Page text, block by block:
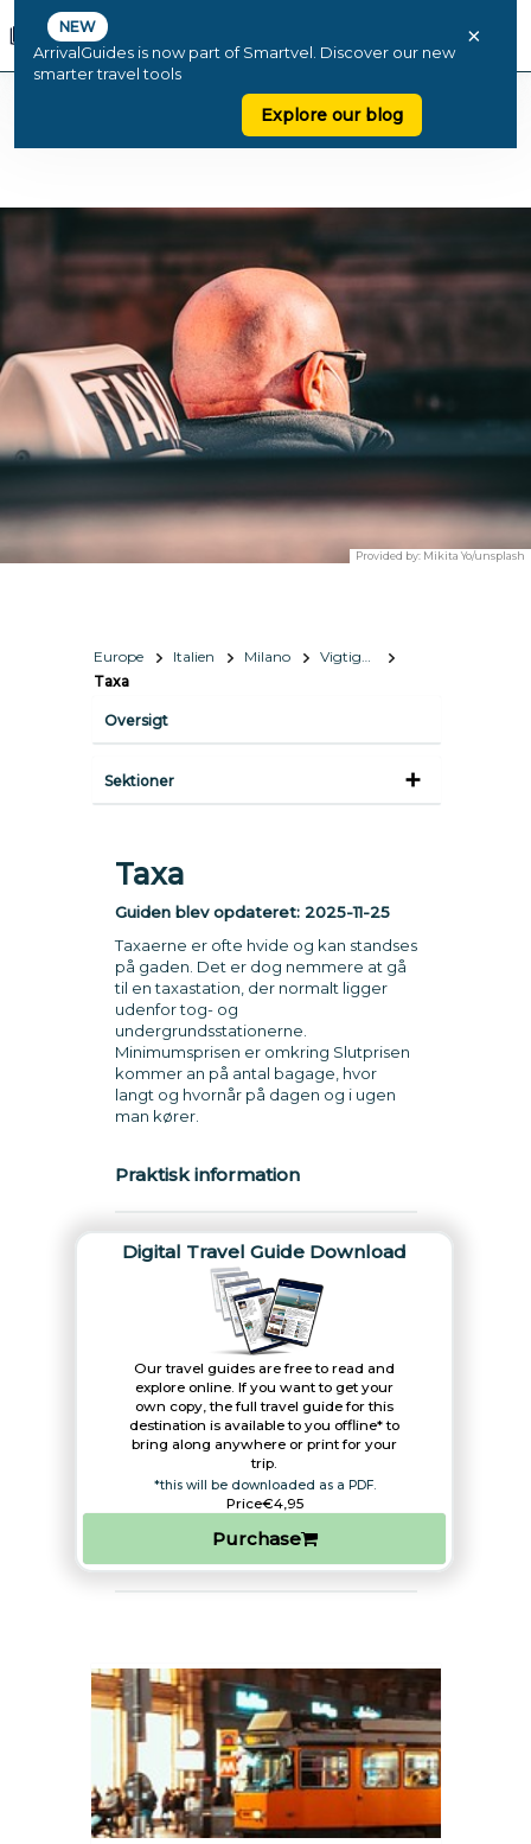
NEW
ArrivalGuides is now part of Smartvel. Discover our new
smarter travel tools
Explore our blog
×
Provided by: Mikita Yo/unsplash
Europe Italien Milano
Vigtige oplysninger
Taxa
Oversigt
Sektioner
Taxa
Guiden blev opdateret: 2025-11-25
Taxaerne er ofte hvide og kan standses
på gaden. Det er dog nemmere at gå
til en taxastation, der normalt ligger
udenfor tog- og
undergrundsstationerne.
Minimumsprisen er omkring Slutprisen
kommer an på antal bagage, hvor
langt og hvornår på dagen og i ugen
man kører.
Praktisk information
Digital Travel Guide Download
Our travel guides are free to read and
explore online. If you want to get your
own copy, the full travel guide for this
destination is available to you offline* to
bring along anywhere or print for your
trip.​
*this will be downloaded as a PDF.
Price€4,95
Purchase